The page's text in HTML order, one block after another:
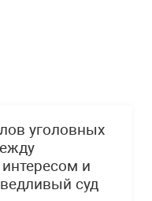
уголовных
и
суд